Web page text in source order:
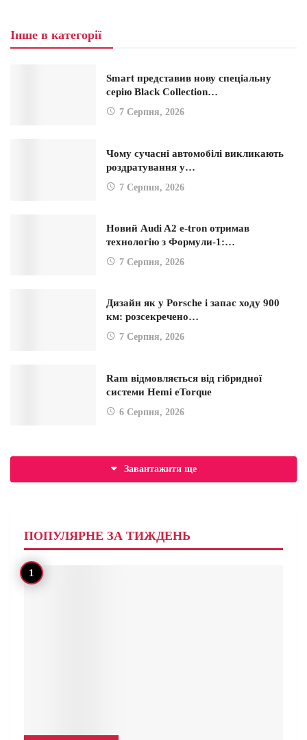
Інше в категорії
Smart представив нову спеціальну
серію Black Collection…
7 Серпня, 2026
Чому сучасні автомобілі викликають
роздратування у…
7 Серпня, 2026
Новий Audi A2 e-tron отримав
технологію з Формули-1:…
7 Серпня, 2026
Дизайн як у Porsche і запас ходу 900
км: розсекречено…
7 Серпня, 2026
Ram відмовляється від гібридної
системи Hemi eTorque
6 Серпня, 2026
Завантажити ще
ПОПУЛЯРНЕ ЗА ТИЖДЕНЬ